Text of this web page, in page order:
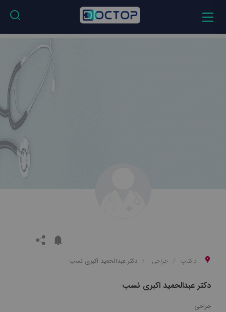
داکتاپ جراحی دکتر عبدالحمید اکبری نسب
دکتر عبدالحمید اکبری نسب
جراحی